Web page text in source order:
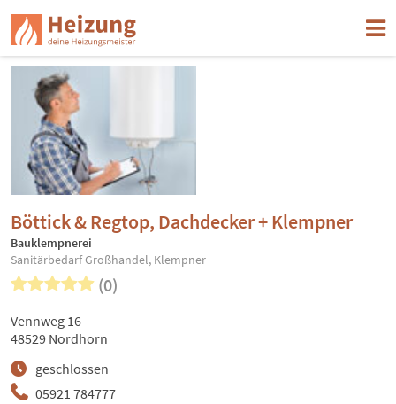
Böttick & Regtop, Dachdecker + Klempner
Bauklempnerei
Sanitärbedarf Großhandel, Klempner
(0)
05921 784777
geschlossen
Vennweg 16
48529 Nordhorn